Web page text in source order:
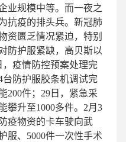
业规模中等。而一夜之
抗疫的排头兵。新冠肺
资匮乏情况紧迫，特别
防护服紧缺，高贝斯以
疫情防控预案处理完
台防护服胶条机调试完
200件；29日，紧急采
攀升至1000多件。2月3
疫物资的卡车驶向武
服、5000件一次性手术